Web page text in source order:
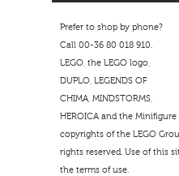
Prefer to shop by phone?
Call 00-36 80 018 910.
LEGO, the LEGO logo,
DUPLO, LEGENDS OF
CHIMA, MINDSTORMS,
HEROICA and the
copyrights of the LEGO
rights reserved. Use of this
the terms of use.